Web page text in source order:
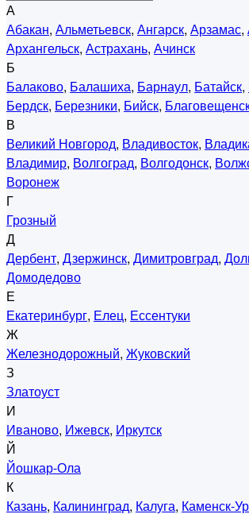
А
Абакан, Альметьевск, Ангарск, Арзамас,
Архангельск, Астрахань, Ачинск
Б
Балаково, Балашиха, Барнаул, Батайск,
Бердск, Березники, Бийск,
В
Великий Новгород, Владивосток,
Владимир, Волгоград, Волгодонск,
Воронеж
Г
Грозный
Д
Дербент, Дзержинск, Димитровград,
Домодедово
Е
Екатеринбург, Елец, Ессентуки
Ж
Железнодорожный, Жуковский
З
Златоуст
И
Иваново, Ижевск, Иркутск
Й
Йошкар-Ола
К
Казань, Калининград, Калуга, Каменск-